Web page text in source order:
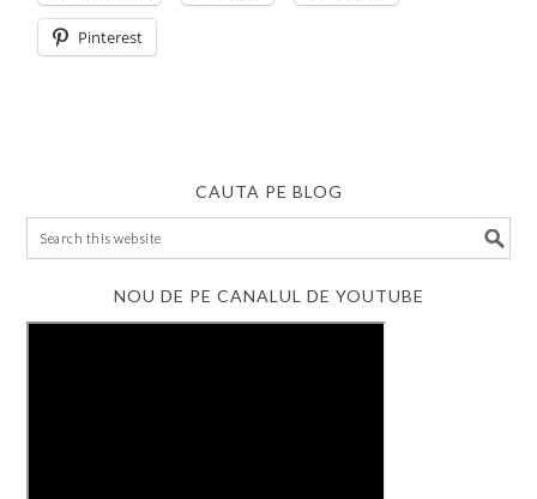
Pinterest
CAUTA PE BLOG
NOU DE PE CANALUL DE YOUTUBE